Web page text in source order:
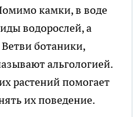
камки, в воде
водорослей, а
ботаники,
альгологией.
растений помогает
их поведение.